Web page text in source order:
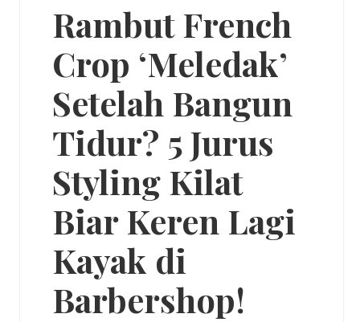
Rambut French
Crop ‘Meledak’
Setelah Bangun
Tidur? 5 Jurus
Styling Kilat
Biar Keren Lagi
Kayak di
Barbershop!